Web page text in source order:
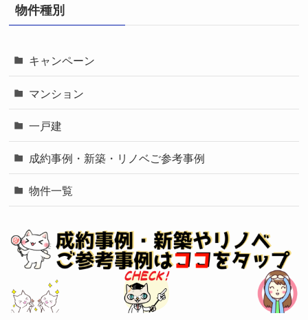
物件種別
キャンペーン
マンション
一戸建
成約事例・新築・リノベご参考事例
物件一覧